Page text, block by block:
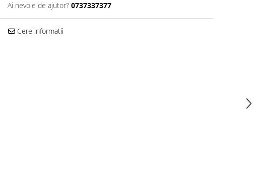
Ai nevoie de ajutor? 0737337377
Cere informatii